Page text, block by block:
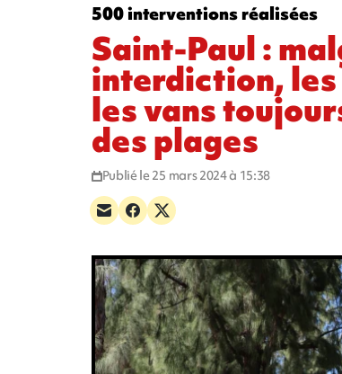
500 interventions réalisées
Saint-Paul :
interdiction,
les vans
des plages
Publié le 25 mars 2024 à 15:38